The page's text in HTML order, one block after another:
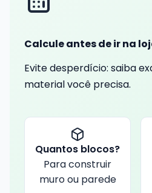
Calcule antes de ir na
Evite desperdício: saiba
material você precisa.
Quantos blocos?
Para construir
muro ou parede